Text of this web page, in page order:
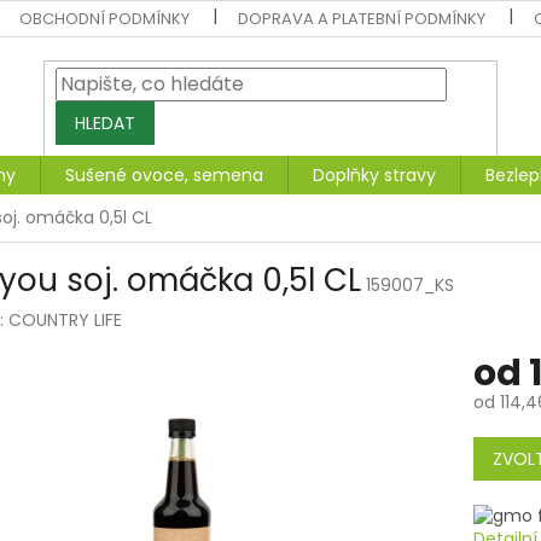
OBCHODNÍ PODMÍNKY DOPRAVA A PLATEBNÍ PODMÍNKY
HLEDAT
Sušené ovoce, semena Doplňky stravy
omáčka 0,5l CL
soj. omáčka 0,5l CL 159007_KS
COUNTRY LIFE
od
od
Měrná
cena: